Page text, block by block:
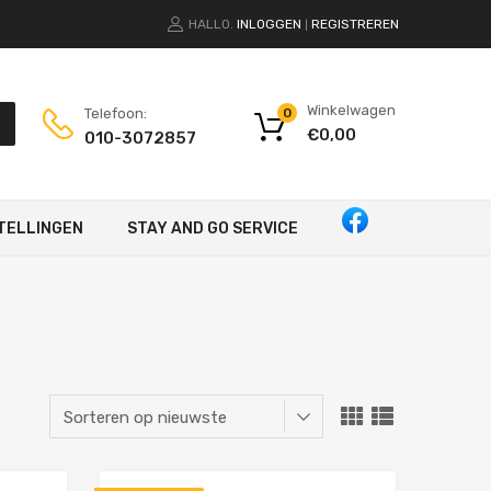
HALLO. INLOGGEN REGISTREREN
Telefoon:
010-3072857
Winkelwagen
€0,00
0
STAY AND GO SERVICE